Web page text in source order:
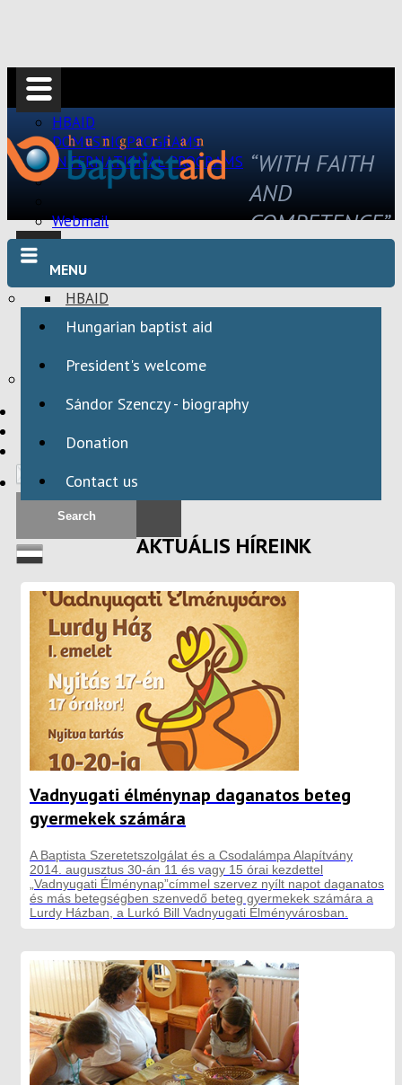
HBAID
DOMESTIC PROGRAMS
INTERNATIONAL PROGRAMS
Webmail
HBAID
DOMESTIC PROGRAMS
HBAID
INTERNATIONAL PROGRAMS
“WITH FAITH
AND
COMPETENCE”
MENU
Hungarian baptist aid
President's welcome
Sándor Szenczy - biography
Donation
Contact us
AKTUÁLIS HÍREINK
Vadnyugati élménynap daganatos beteg
gyermekek számára
A Baptista Szeretetszolgálat és a Csodalámpa Alapítvány
2014. augusztus 30-án 11 és vagy 15 órai kezdettel
„Vadnyugati Élménynap”címmel szervez nyílt napot daganatos
és más betegségben szenvedő beteg gyermekek számára a
Lurdy Házban, a Lurkó Bill Vadnyugati Élményvárosban.